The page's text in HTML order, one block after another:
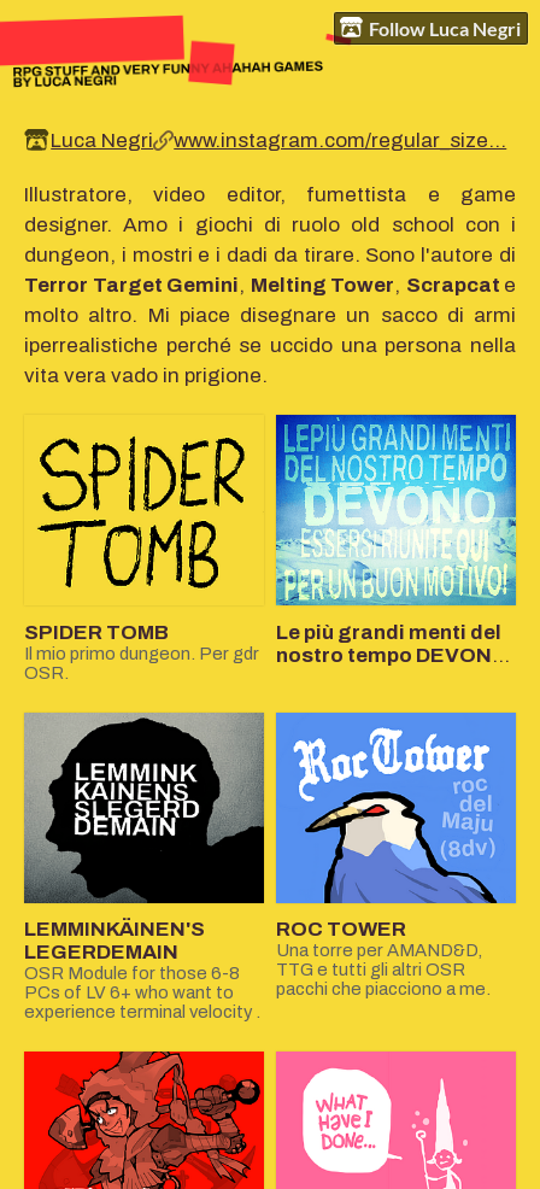
Follow Luca Negri
Luca Negri www.instagram.com/regular_size...
Illustratore, video editor, fumettista e game
designer. Amo i giochi di ruolo old school con i
dungeon, i mostri e i dadi da tirare. Sono l'autore di
Terror Target Gemini, Melting Tower, Scrapcat e
molto altro. Mi piace disegnare un sacco di armi
iperrealistiche perché se uccido una persona nella
vita vera vado in prigione.
SPIDER TOMB
Il mio primo dungeon. Per gdr
OSR.
Le più grandi menti del
nostro tempo DEVONO
LEMMINKÄINEN'S
LEGERDEMAIN
OSR Module for those 6-8
PCs of LV 6+ who want to
experience terminal velocity .
ROC TOWER
Una torre per AMAND&D,
TTG e tutti gli altri OSR
pacchi che piacciono a me.